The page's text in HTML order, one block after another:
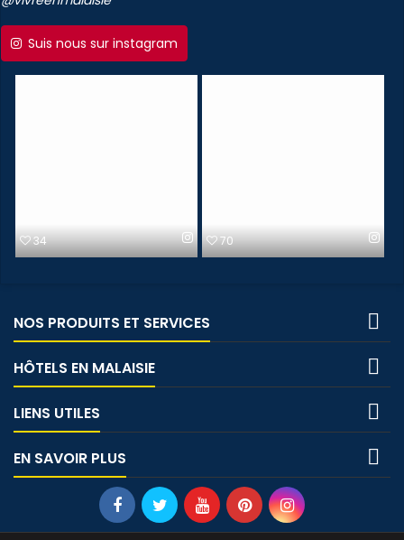
Suis nous sur instagram
34 70
NOS PRODUITS ET SERVICES 
HÔTELS EN MALAISIE 
LIENS UTILES 
EN SAVOIR PLUS 